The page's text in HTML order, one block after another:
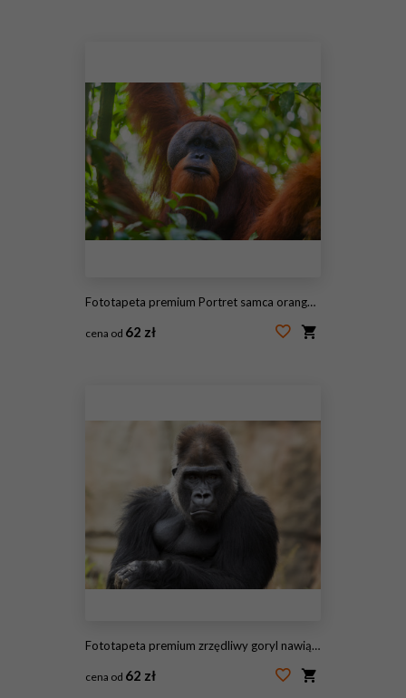
Fototapeta premium Portret samca orangutana sumatrzańskiego Pongo abelii w Parku Narodowym Gunung Leuser, Sumatra, Indonezja.
cena od 62 zł
Fototapeta premium zrzędliwy goryl nawiązujący kontakt wzrokowy
cena od 62 zł